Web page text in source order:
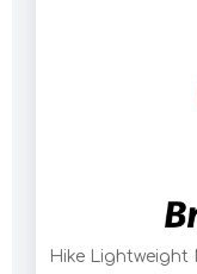
Hike Lightweight